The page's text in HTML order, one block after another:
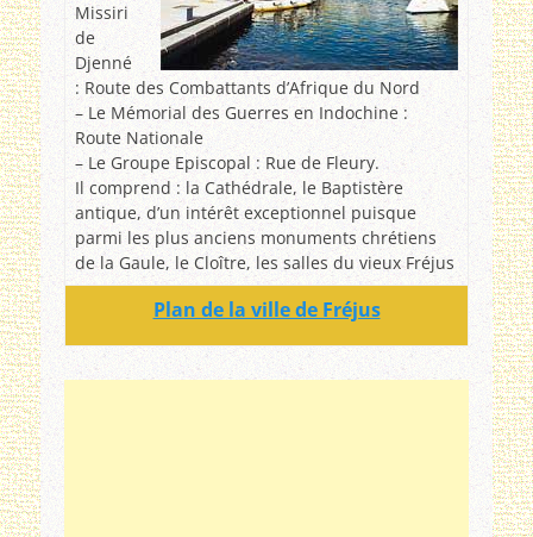
Missiri
de
Djenné
: Route des Combattants d’Afrique du Nord
– Le Mémorial des Guerres en Indochine :
Route Nationale
– Le Groupe Episcopal : Rue de Fleury.
Il comprend : la Cathédrale, le Baptistère
antique, d’un intérêt exceptionnel puisque
parmi les plus anciens monuments chrétiens
de la Gaule, le Cloître, les salles du vieux Fréjus
Plan de la ville de Fréjus